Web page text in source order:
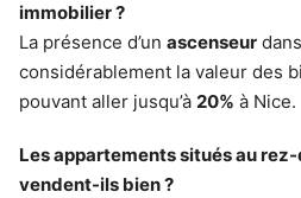
immobilier ?
La présence d’un ascenseur
considérablement la valeur des
pouvant aller jusqu’à 20% à Nice.
Les appartements situés au
vendent-ils bien ?